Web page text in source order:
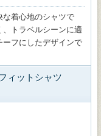
な着心地のシャツで
トラベルシーンに適
ーフにしたデザインで
ィットシャツ